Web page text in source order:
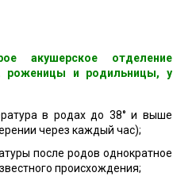
акушерское отделение
роженицы и родильницы, у
в родах до 38° и выше
через каждый час);
после родов однократное
происхождения;